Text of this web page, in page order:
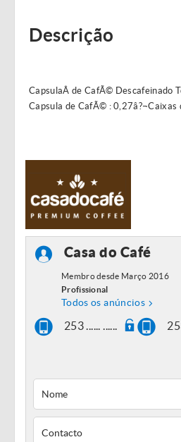
Descrição
CapsulaÂ de CafÃ© Descafeinado
Capsula de CafÃ© : 0,27â?¬Caixas
Casa do Café
Membro desde Março 2016
Profissional
Todos os anúncios
253 ...... ......